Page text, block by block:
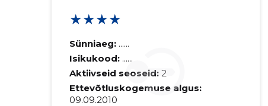
★★★★
Sünniaeg: ......
Isikukood: ......
Aktiivseid seoseid: 2
Ettevõtluskogemuse algus:
09.09.2010